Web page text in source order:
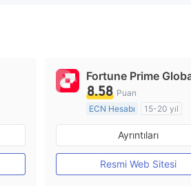
Düzenleyici Ülke/Bölge: Avustralya
Fortune Prime
8.58 Puan
ECN Hesabı
15-20 yıl
Pazar Yapıcılık (MM)
MT4 Tam Lisans
Ayrıntıları
Resmi Web Sitesi